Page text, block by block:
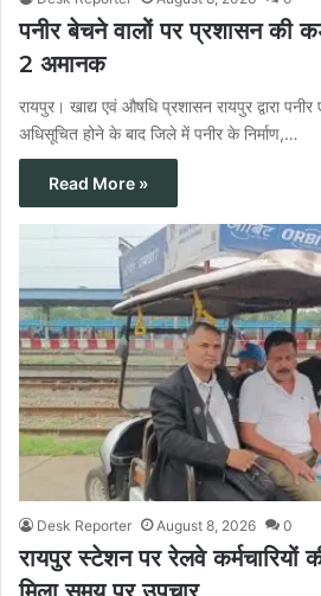
पनीर बेचने वालों पर प्रशासन की
2 अमानक
रायपुर। खाद्य एवं औषधि प्रशासन रायपुर द्वारा
अधिसूचित होने के बाद जिले में पनीर के निर्माण,…
Read More »
Desk Reporter August 8, 2026 0
रायपुर स्टेशन पर रेलवे कर्मचारियों